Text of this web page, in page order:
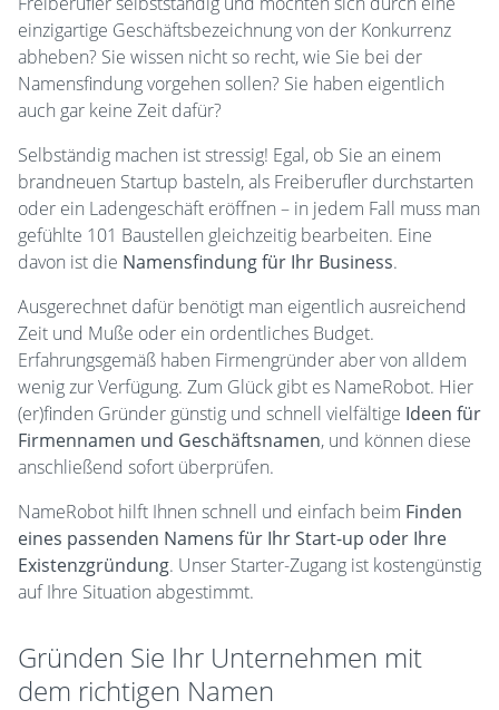
einzigartige Geschäftsbezeichnung von der Konkurrenz
abheben? Sie wissen nicht so recht, wie Sie bei der
Namensfindung vorgehen sollen? Sie haben eigentlich
auch gar keine Zeit dafür?
Selbständig machen ist stressig! Egal, ob Sie an einem
brandneuen Startup basteln, als Freiberufler durchstarten
oder ein Ladengeschäft eröffnen – in jedem Fall muss man
gefühlte 101 Baustellen gleichzeitig bearbeiten. Eine
davon ist die Namensfindung für Ihr Business.
Ausgerechnet dafür benötigt man eigentlich ausreichend
Zeit und Muße oder ein ordentliches Budget.
Erfahrungsgemäß haben Firmengründer aber von alldem
wenig zur Verfügung. Zum Glück gibt es NameRobot. Hier
(er)finden Gründer günstig und schnell vielfältige Ideen für
Firmennamen und Geschäftsnamen, und können diese
anschließend sofort überprüfen.
NameRobot hilft Ihnen schnell und einfach beim Finden
eines passenden Namens für Ihr Start-up oder Ihre
Existenzgründung. Unser Starter-Zugang ist kostengünstig
auf Ihre Situation abgestimmt.
Gründen Sie Ihr Unternehmen mit
dem richtigen Namen